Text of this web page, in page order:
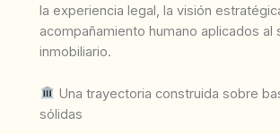
la experiencia legal, la visión
acompañamiento humano aplicados al
inmobiliario.
Una trayectoria construida sobre
sólidas